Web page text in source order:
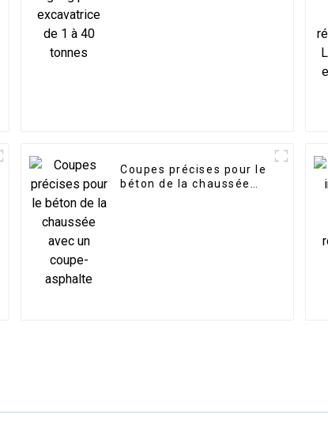
Coupes précises pour le
béton de la chaussée